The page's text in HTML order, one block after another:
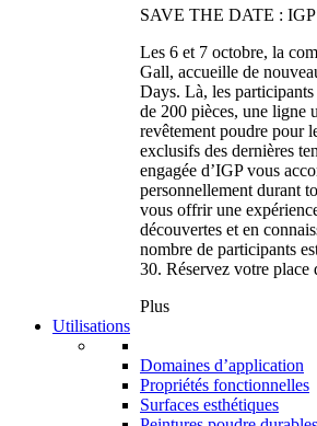
SAVE THE DATE :
Les 6 et 7 octobre, la
Gall, accueille de
Days. Là, les
de 200 pièces, une ligne
revêtement poudre pour
exclusifs des dernières
engagée d’IGP vous
personnellement durant
vous offrir une
découvertes et en
nombre de participants
30. Réservez votre place
Plus
Utilisations
Domaines d’application
Propriétés fonctionnelles
Surfaces esthétiques